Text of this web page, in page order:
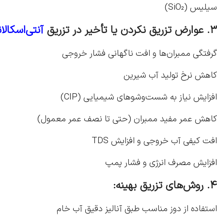
سیلیس (SiO₂)
۳. عوارض تزریق نکردن یا تأخیر در تزریق
گرفتگی ممبران‌ها و افت ناگهانی فشار خروجی
کاهش نرخ تولید آب شیرین
افزایش نیاز به شست‌وشوهای شیمیایی (CIP)
کاهش عمر مفید ممبران (حتی تا نصف عمر معمول)
افت کیفی آب خروجی و افزایش TDS
افزایش مصرف انرژی و فشار پمپ
۴. روش‌های تزریق بهینه:
استفاده از دوز مناسب طبق آنالیز دقیق آب خام